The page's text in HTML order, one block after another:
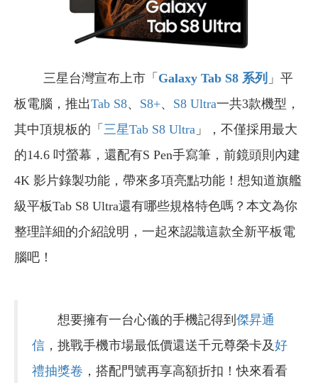
三星台灣宣布上市「 Galaxy Tab S8 系列 」平
板電腦，推出Tab S8、 S8+、 S8 Ultra一共3款機型，
其中頂規板的「 三星Tab S8 Ultra 」，不僅採用最大
的14.6 吋螢幕，還配有S Pen手寫筆，前鏡頭則內建
4K 影片錄製功能，帶來多項亮點功能！想知道旗艦
級平板Tab S8 Ultra還有哪些規格特色嗎？本文為你
整理詳細的介紹說明，一起來認識這款全新平板電
腦吧！
想要擁有一台心儀的手機記得到 傑昇通
信 ，挑戰手機市場最低價還送千元尊榮卡及好
禮抽獎卷 ，搭配門號再享高額折扣！快來看看